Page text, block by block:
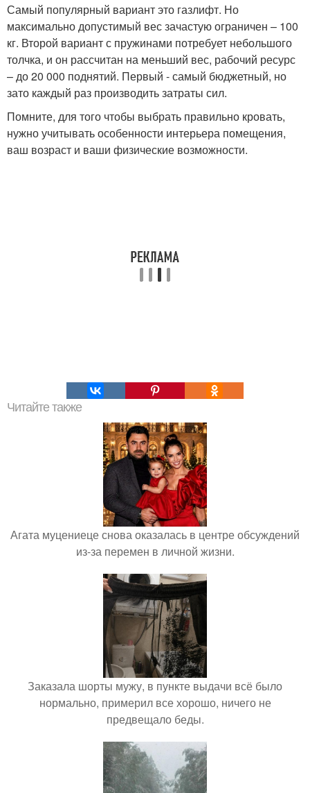
Самый популярный вариант это газлифт. Но
максимально допустимый вес зачастую ограничен – 100
кг. Второй вариант с пружинами потребует небольшого
толчка, и он рассчитан на меньший вес, рабочий ресурс
– до 20 000 поднятий. Первый - самый бюджетный, но
зато каждый раз производить затраты сил.
Помните, для того чтобы выбрать правильно кровать,
нужно учитывать особенности интерьера помещения,
ваш возраст и ваши физические возможности.
Читайте также
Агата муцениеце снова оказалась в центре обсуждений
из-за перемен в личной жизни.
Заказала шорты мужу, в пункте выдачи всё было
нормально, примерил все хорошо, ничего не
предвещало беды.